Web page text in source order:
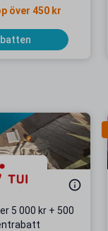
över 450 kr
5 000 kr + 500